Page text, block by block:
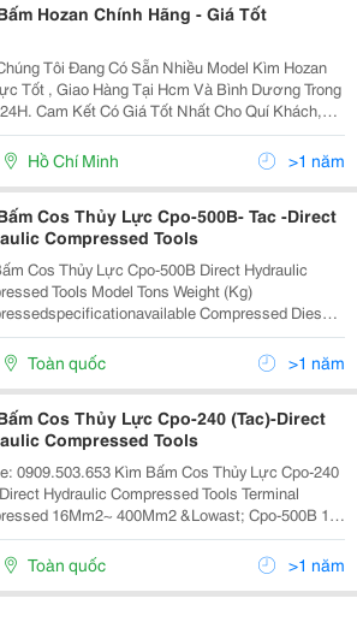
Hozan Chính Hãng - Giá Tốt
Tôi Đang Có Sẵn Nhiều Model Kìm Hozan
Tốt , Giao Hàng Tại Hcm Và Bình Dương Trong
Cam Kết Có Giá Tốt Nhất Cho Quí Khách,
Cq , Bảo Hàng 6 Tháng, Công Ty Toàn Thịnh
Nhập Khẩu - Phối Trực Tiếp Sản Ph
Hồ Chí Minh >1 năm
Cos Thủy Lực Cpo-500B- Tac -Direct
Compressed Tools
Cos Thủy Lực Cpo-500B Direct Hydraulic
Model Tons Weight (Kg)
Compressed Dies
Size Mm2 Type Jis Awg Din Cpo-240 10 8 ...
Toàn quốc >1 năm
Cos Thủy Lực Cpo-240 (Tac)-Direct
Compressed Tools
Kìm Bấm Cos Thủy Lực Cpo-240
Hydraulic Compressed Tools Terminal
16Mm2~ 400Mm2 &Lowast; Cpo-500B 17
Output Strength, It Can Compress And Connect
Of Electric Cable. Pincer...
Toàn quốc >1 năm